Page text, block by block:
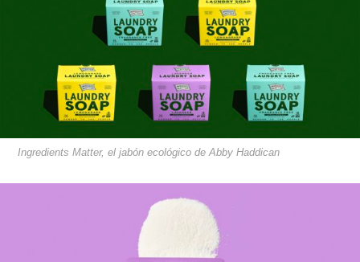
Ingredients Matter, el jabón ecológico de Abby Haddican